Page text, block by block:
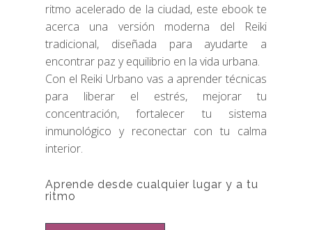
ritmo acelerado de la ciudad, este ebook te
acerca una versión moderna del Reiki
tradicional, diseñada para ayudarte a
encontrar paz y equilibrio en la vida urbana.
Con el Reiki Urbano vas a aprender técnicas
para liberar el estrés, mejorar tu
concentración, fortalecer tu sistema
inmunológico y reconectar con tu calma
interior.
Aprende desde cualquier lugar y a tu
ritmo